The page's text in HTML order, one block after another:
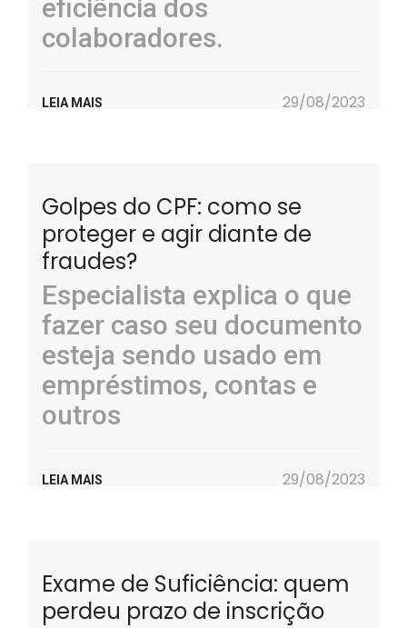
eficiência dos
colaboradores.
LEIA MAIS 29/08/2023
Golpes do CPF: como se
proteger e agir diante de
fraudes?
Especialista explica o que
fazer caso seu documento
esteja sendo usado em
empréstimos, contas e
outros
LEIA MAIS 29/08/2023
Exame de Suficiência: quem
perdeu prazo de inscrição